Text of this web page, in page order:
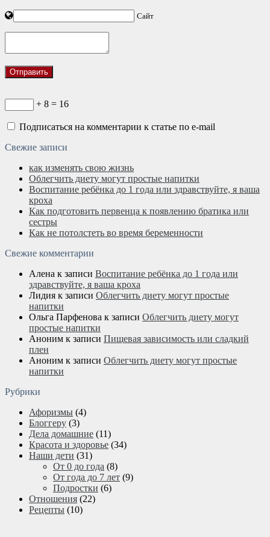
Сайт
+ 8 = 16
Подписаться на комментарии к статье по e-mail
Свежие записи
как изменять свою жизнь
Облегчить диету могут простые напитки
Воспитание ребёнка до 1 года или здравствуйте, я ваша
кроха
Как подготовить первенца к появлению братика или
сестры
Как не потолстеть во время беременности
Свежие комментарии
Алена к записи Воспитание ребёнка до 1 года или
здравствуйте, я ваша кроха
Лидия к записи Облегчить диету могут простые
напитки
Ольга Парфенова к записи Облегчить диету могут
простые напитки
Аноним к записи Пищевая зависимость или сладкий
плен
Аноним к записи Облегчить диету могут простые
напитки
Рубрики
Афоризмы (4)
Блоггеру (3)
Дела домашние (11)
Красота и здоровье (34)
Наши дети (31)
От 0 до года (8)
От года до 7 лет (9)
Подростки (6)
Отношения (22)
Рецепты (10)